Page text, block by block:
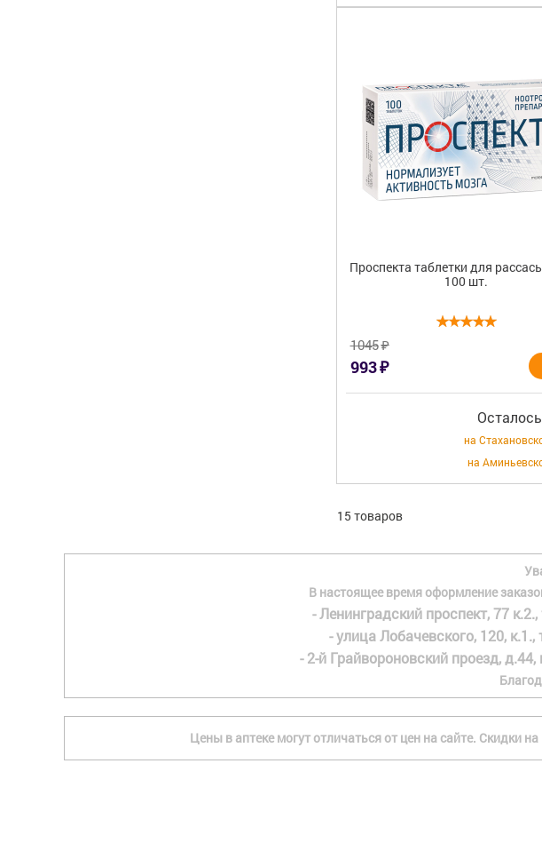
Проспекта таблетки для
100 шт.
1045₽
993₽
на
на
15 товаров
В настоящее время оформление
- Ленинградский проспект, 77 к.2.,
- улица Лобачевского, 120, к.1.,
- 2-й Грайвороновский проезд, д.44,
Цены в аптеке могут отличаться от цен на сайте. Скидки